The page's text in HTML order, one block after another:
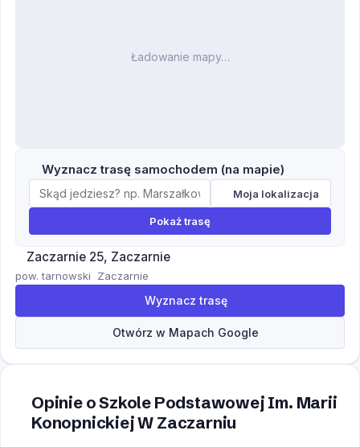
Ładowanie mapy…
Wyznacz trasę samochodem (na mapie)
Moja lokalizacja
Pokaż trasę
Zaczarnie 25, Zaczarnie
pow. tarnowski Zaczarnie
Wyznacz trasę
Otwórz w Mapach Google
Opinie o Szkole Podstawowej Im. Marii
Konopnickiej W Zaczarniu